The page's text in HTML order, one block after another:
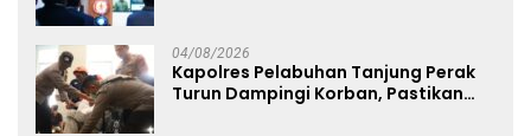
04/08/2026
Kapolres Pelabuhan Tanjung Perak
Turun Dampingi Korban, Pastikan